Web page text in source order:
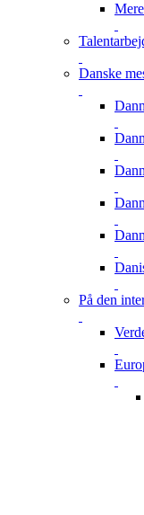
Danske
På den